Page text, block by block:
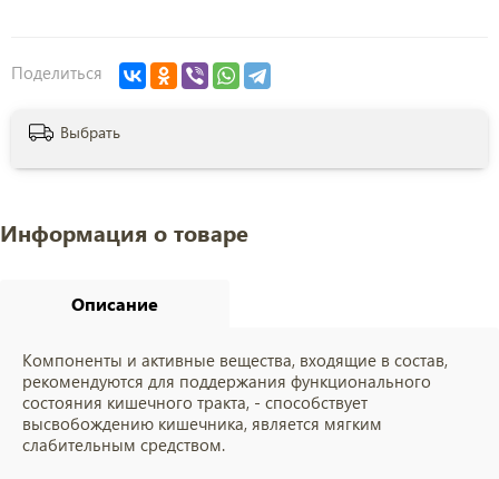
Поделиться
Выбрать
Информация о товаре
Описание
Компоненты и активные вещества, входящие в состав,
рекомендуются для поддержания функционального
состояния кишечного тракта, - способствует
высвобождению кишечника, является мягким
слабительным средством.